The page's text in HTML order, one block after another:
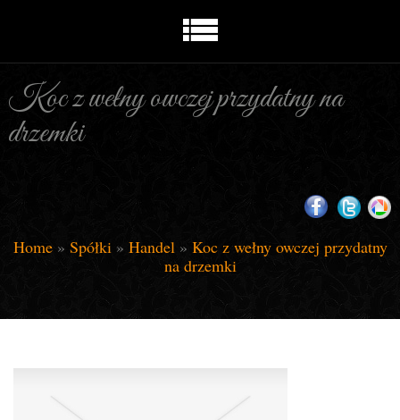
Koc z wełny owczej przydatny na
drzemki
Home» Spółki» Handel» Koc z wełny owczej przydatny
na drzemki